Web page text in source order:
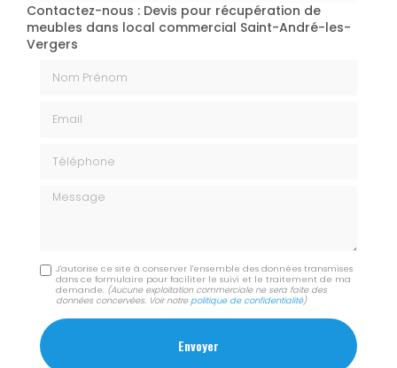
Contactez-nous : Devis pour récupération de
meubles dans local commercial Saint-André-les-
Vergers
Message
J'autorise ce site à conserver l'ensemble des données transmises
dans ce formulaire pour faciliter le suivi et le traitement de ma
demande. (Aucune exploitation commerciale ne sera faite des
données concervées. Voir notrepolitique de confidentialité)